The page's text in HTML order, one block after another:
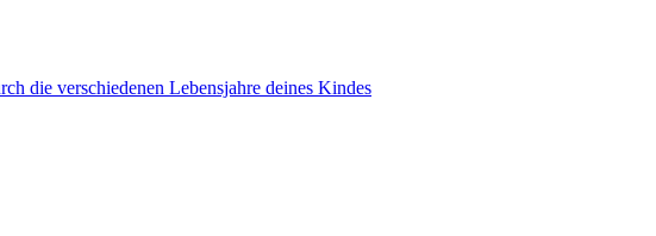
die verschiedenen Lebensjahre deines Kindes